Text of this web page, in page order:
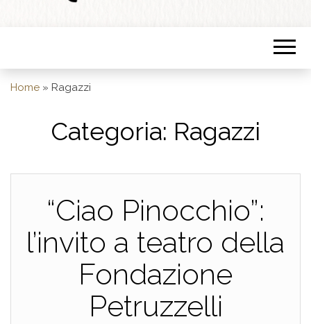
Home » Ragazzi
Categoria: Ragazzi
“Ciao Pinocchio”:
l’invito a teatro della
Fondazione
Petruzzelli